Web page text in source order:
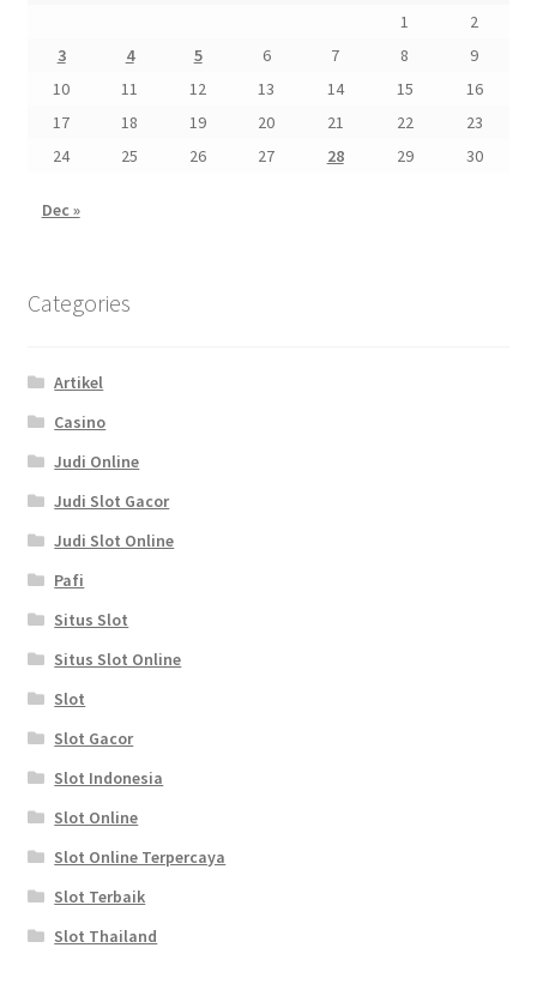
1
2
3
4 5 6 7 8
9
10
11 12 13 14 15
16
17
18 19 20 21 22
23
24
25 26 27 28 29 30
Dec »
Categories
Artikel
Casino
Judi Online
Judi Slot Gacor
Judi Slot Online
Pafi
Situs Slot
Situs Slot Online
Slot
Slot Gacor
Slot Indonesia
Slot Online
Slot Online Terpercaya
Slot Terbaik
Slot Thailand